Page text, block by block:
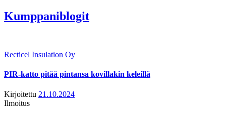
Kumppaniblogit
Recticel Insulation Oy
PIR-katto pitää pintansa kovillakin keleillä
Kirjoitettu 21.10.2024
Ilmoitus